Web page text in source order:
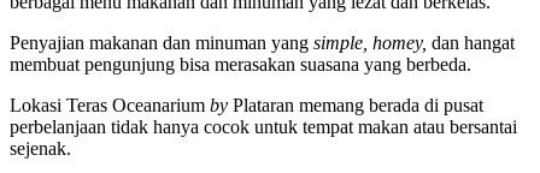
Penyajian makanan dan minuman yang simple, homey, dan hangat
membuat pengunjung bisa merasakan suasana yang berbeda.
Lokasi Teras Oceanarium by Plataran memang berada di pusat
perbelanjaan tidak hanya cocok untuk tempat makan atau bersantai
sejenak.